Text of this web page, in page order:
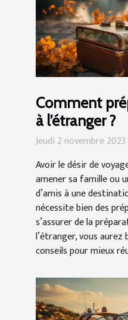
Comment
à l’étranger ?
Jeudi 2 novembre 2023
Avoir le désir de
amener sa famille ou
d’amis à une
nécessite bien des
s’assurer de la
l’étranger, vous
conseils pour mieux